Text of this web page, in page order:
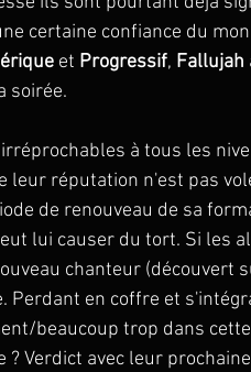
certaine confiance du
et Progressif, Fallujah
soirée.
à tous les
leur réputation n'est pas
de renouveau de sa
lui causer du tort. Si les
chanteur (découvert
Perdant en coffre et
beaucoup trop dans
? Verdict avec leur